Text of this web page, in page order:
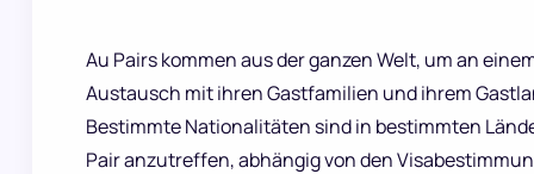
Au Pairs kommen aus der ganzen Welt, um an
Austausch mit ihren Gastfamilien und ihrem
Bestimmte Nationalitäten sind in bestimmten
Pair anzutreffen, abhängig von den